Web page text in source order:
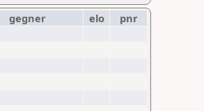
gegner elo
pnr